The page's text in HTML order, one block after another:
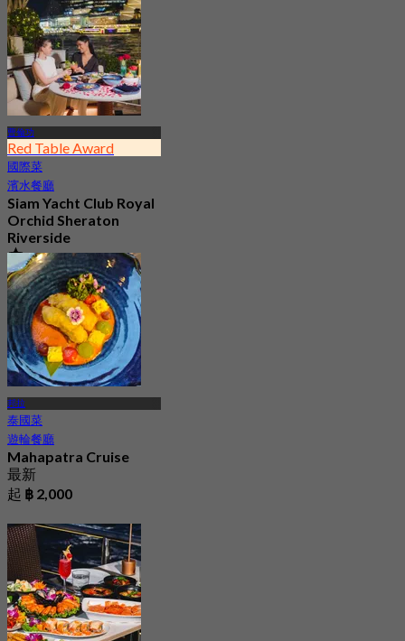
曹倫功
Red Table Award
國際菜
濱水餐廳
Siam Yacht Club Royal
Orchid Sheraton
Riverside
4.8
10.5K 已預訂
起฿ 497.5
邦拉
泰國菜
遊輪餐廳
Mahapatra Cruise
最新
起 ฿ 2,000